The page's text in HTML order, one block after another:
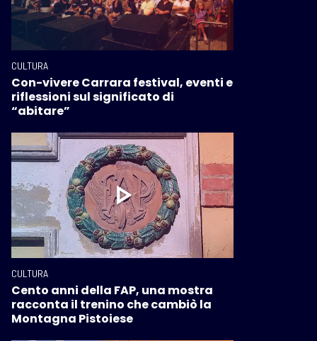
CULTURA
Con-vivere Carrara festival, eventi e
riflessioni sul significato di
“abitare”
CULTURA
Cento anni della FAP, una mostra
racconta il trenino che cambiò la
Montagna Pistoiese